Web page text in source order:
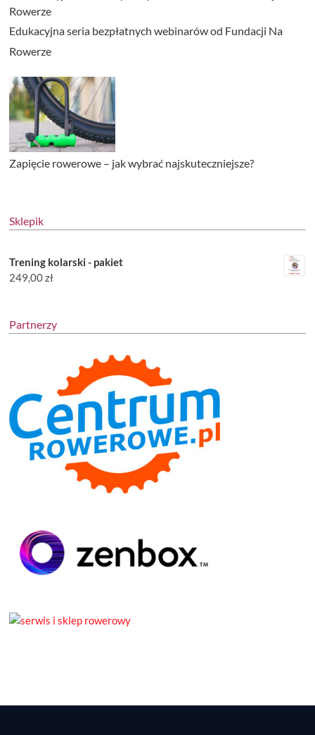
Edukacyjna seria bezpłatnych webinarów od Fundacji Na
Rowerze
Zapięcie rowerowe – jak wybrać najskuteczniejsze?
Sklepik
Trening kolarski - pakiet
249,00zł
Partnerzy